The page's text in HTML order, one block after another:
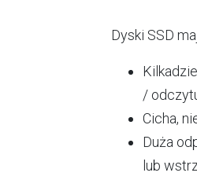
Dyski SSD
/
Cicha,
Duża
lub